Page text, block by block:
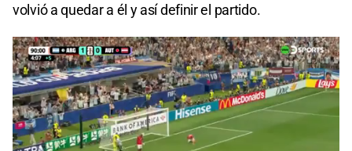
volvió a quedar a él y así definir el partido.